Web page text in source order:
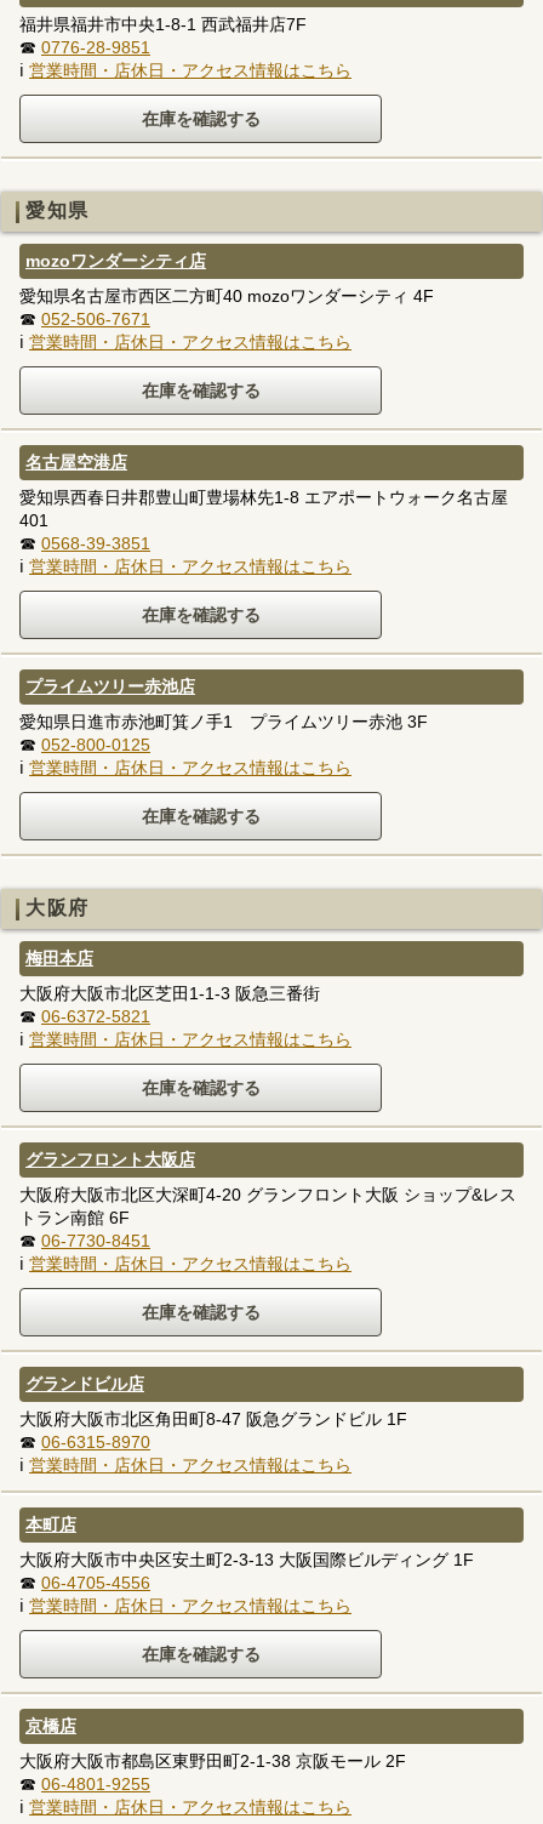
福井県福井市中央1-8-1 西武福井店7F
☎ 0776-28-9851
ℹ 営業時間・店休日・アクセス情報はこちら
愛知県
mozoワンダーシティ店
愛知県名古屋市西区二方町40 mozoワンダーシティ 4F
☎ 052-506-7671
ℹ 営業時間・店休日・アクセス情報はこちら
名古屋空港店
愛知県西春日井郡豊山町豊場林先1-8 エアポートウォーク名古屋
401
☎ 0568-39-3851
ℹ 営業時間・店休日・アクセス情報はこちら
プライムツリー赤池店
愛知県日進市赤池町箕ノ手1 プライムツリー赤池 3F
☎ 052-800-0125
ℹ 営業時間・店休日・アクセス情報はこちら
大阪府
梅田本店
大阪府大阪市北区芝田1-1-3 阪急三番街
☎ 06-6372-5821
ℹ 営業時間・店休日・アクセス情報はこちら
グランフロント大阪店
大阪府大阪市北区大深町4-20 グランフロント大阪 ショップ&レス
トラン南館 6F
☎ 06-7730-8451
ℹ 営業時間・店休日・アクセス情報はこちら
グランドビル店
大阪府大阪市北区角田町8-47 阪急グランドビル 1F
☎ 06-6315-8970
ℹ 営業時間・店休日・アクセス情報はこちら
本町店
大阪府大阪市中央区安土町2-3-13 大阪国際ビルディング 1F
☎ 06-4705-4556
ℹ 営業時間・店休日・アクセス情報はこちら
京橋店
大阪府大阪市都島区東野田町2-1-38 京阪モール 2F
☎ 06-4801-9255
ℹ 営業時間・店休日・アクセス情報はこちら